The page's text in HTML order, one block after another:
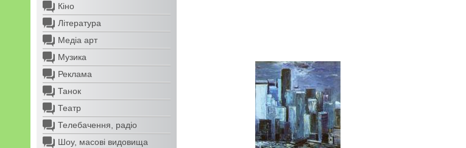
Кіно
Література
Медіа арт
Музика
Реклама
Танок
Театр
Телебачення, радіо
Шоу, масові видовища